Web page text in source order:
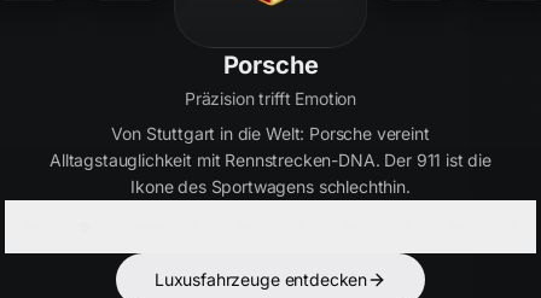
Bentley
Handwerkskunst seit 1919
Britische Eleganz in Perfektion. Bentley verbindet
ultimativen Luxus mit kraftvoller Performance – für Kenner,
die das Besondere suchen.
Luxusfahrzeuge entdecken